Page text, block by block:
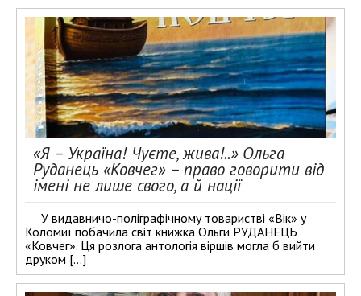
«Я – Україна! Чуєте, жива!..» Ольга
Руданець «Ковчег» – право говорити від
імені не лише свого, а й нації
У видавничо-поліграфічному товаристві «Вік» у
Коломиї побачила світ книжка Ольги РУДАНЕЦЬ
«Ковчег». Ця розлога антологія віршів могла б вийти
друком […]